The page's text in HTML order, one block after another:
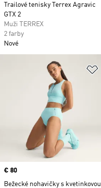
Trailové tenisky Terrex Agravic
GTX 2
Muži TERREX
2 farby
Nové
Price
€ 80
Bežecké nohavičky s kvetinkovou